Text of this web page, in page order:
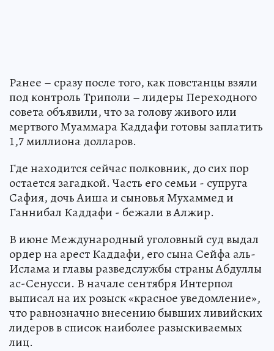
Ранее – сразу после того, как повстанцы взяли
под контроль Триполи – лидеры Переходного
совета объявили, что за голову живого или
мертвого Муаммара Каддафи готовы заплатить
1,7 миллиона долларов.
Где находится сейчас полковник, до сих пор
остается загадкой. Часть его семьи - супруга
Сафия, дочь Аиша и сыновья Мухаммед и
Ганнибал Каддафи - бежали в Алжир.
В июне Международный уголовный суд выдал
ордер на арест Каддафи, его сына Сейфа аль-
Ислама и главы разведслужбы страны Абдуллы
ас-Сенусси. В начале сентября Интерпол
выписал на их розыск «красное уведомление»,
что равнозначно внесению бывших ливийских
лидеров в список наиболее разыскиваемых
лиц.